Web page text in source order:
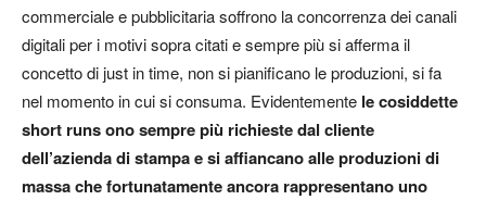
commerciale e pubblicitaria soffrono la concorrenza dei canali
digitali per i motivi sopra citati e sempre più si afferma il
concetto dijust in time, non si pianificano le produzioni, si fa
nel momento in cui si consuma. Evidentemente le cosiddette
short runs ono sempre più richieste dal cliente
dell’azienda di stampa e si affiancano alle produzioni di
massa che fortunatamente ancora rappresentano uno